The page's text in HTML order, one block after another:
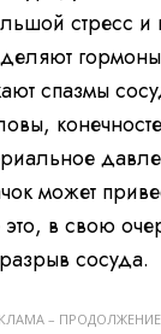
стресс и
спазмы
может
в свою
сосуда.
–